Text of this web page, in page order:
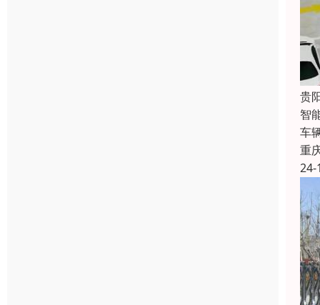
贵
智
车
重
24-